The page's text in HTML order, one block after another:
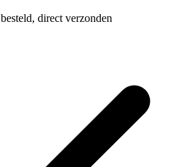
besteld, direct verzonden